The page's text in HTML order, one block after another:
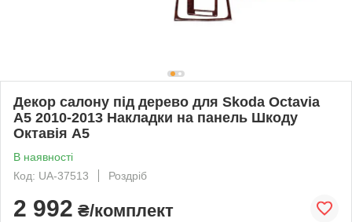
Декор салону під дерево для Skoda Octavia
A5 2010-2013 Накладки на панель Шкоду
Октавія А5
В наявності
Код: UA-37513
Роздріб
2 992 ₴/комплект